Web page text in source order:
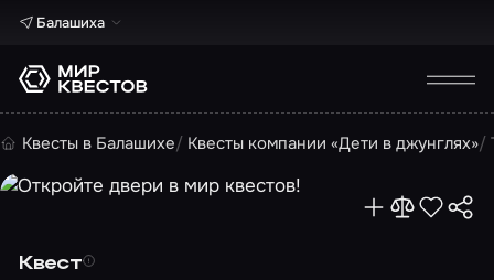
Балашиха
Квесты в Балашихе Квесты компании «Дети в джунглях»
Квест